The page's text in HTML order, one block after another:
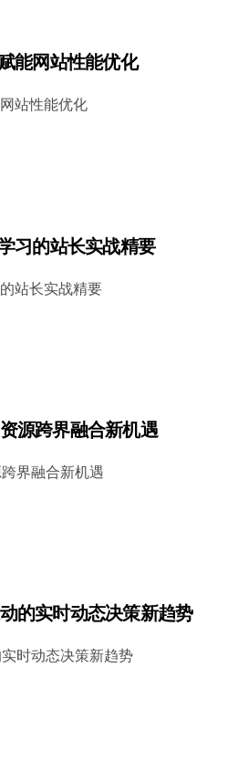
能网站性能优化
站性能优化
习的站长实战精要
站长实战精要
源跨界融合新机遇
跨界融合新机遇
的实时动态决策新趋势
实时动态决策新趋势